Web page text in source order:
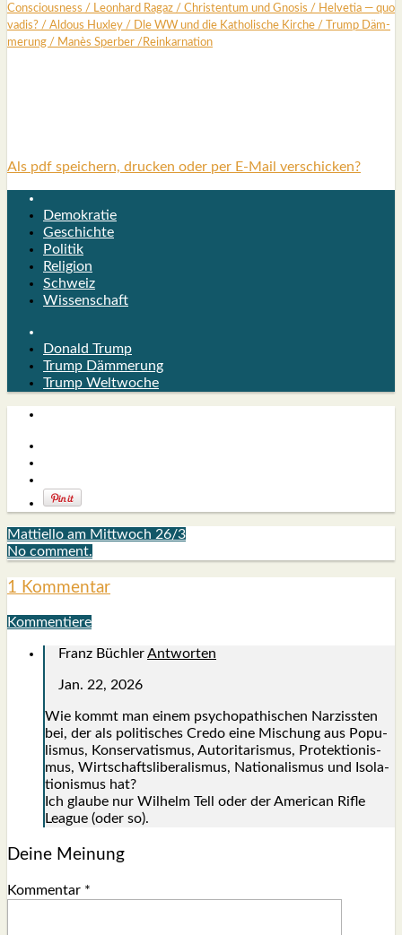
Con­scious­ness / Leon­hard Ragaz / Chris­ten­tum und Gno­sis / Hel­ve­tia — quo
vadis? / Aldous Hux­ley / Dle WW und die Katho­li­sche Kir­che / Trump Däm­
me­rung / Manès Sper­ber /Reinkar­na­ti­on
Als pdf speichern, drucken oder per E-Mail verschicken?
Demokratie
Geschichte
Politik
Religion
Schweiz
Wissenschaft
Donald Trump
Trump Dämmerung
Trump Weltwoche
Mattiello am Mittwoch 26/3
No comment.
1 Kommentar
Kommentiere
Franz BüchlerAntworten
Jan. 22, 2026
Wie kommt man einem psy­cho­pa­thi­schen Nar­ziss­ten
bei, der als poli­ti­sches Cre­do eine Mischung aus Popu­
lis­mus, Kon­ser­va­tis­mus, Auto­ri­ta­ris­mus, Pro­tek­tio­nis­
mus, Wirt­schafts­li­be­ra­lis­mus, Natio­na­lis­mus und Iso­la­
tio­nis­mus hat?
Ich glau­be nur Wil­helm Tell oder der Ame­ri­can Rif­le
League (oder so).
Deine Meinung
Kommentar *